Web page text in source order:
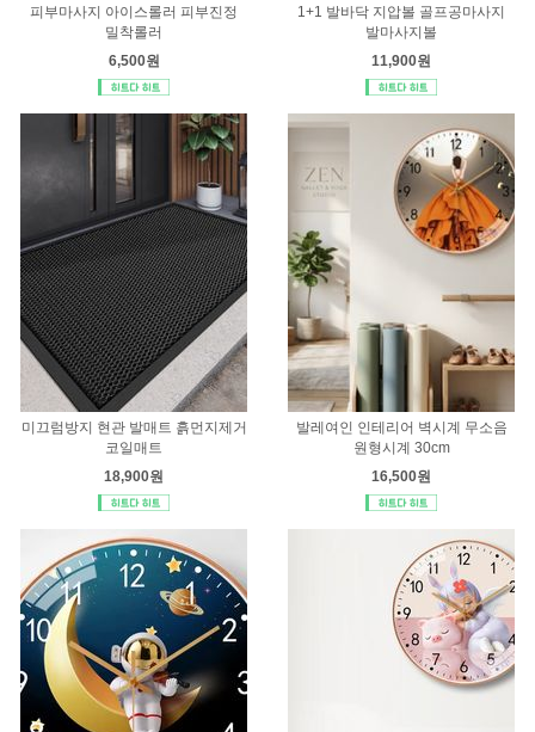
피부마사지 아이스롤러 피부진정
밀착롤러
6,500원
1+1 발바닥 지압볼 골프공마사지
발마사지볼
11,900원
미끄럼방지 현관 발매트 흙먼지제거
코일매트
18,900원
발레여인 인테리어 벽시계 무소음
원형시계 30cm
16,500원